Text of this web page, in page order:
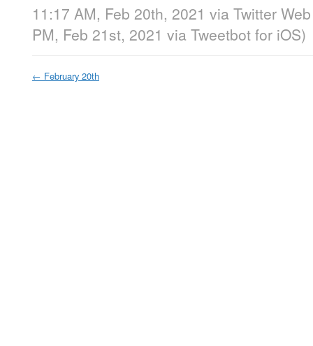
11:17 AM, Feb 20th, 2021 via Twitter
PM, Feb 21st, 2021 via Tweetbot for iΟS)
← February 20th